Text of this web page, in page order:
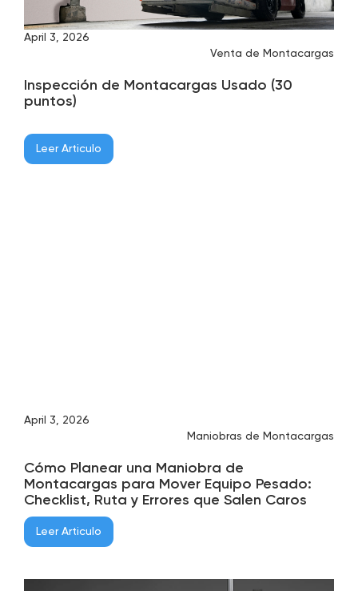
April 3, 2026
Venta de Montacargas
Inspección de Montacargas Usado (30
puntos)
Leer Articulo
April 3, 2026
Maniobras de Montacargas
Cómo Planear una Maniobra de
Montacargas para Mover Equipo Pesado:
Checklist, Ruta y Errores que Salen Caros
Leer Articulo